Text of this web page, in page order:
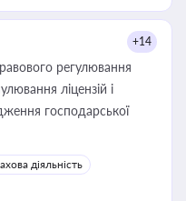
+14
регулювання
ліцензій і
господарської
діяльність